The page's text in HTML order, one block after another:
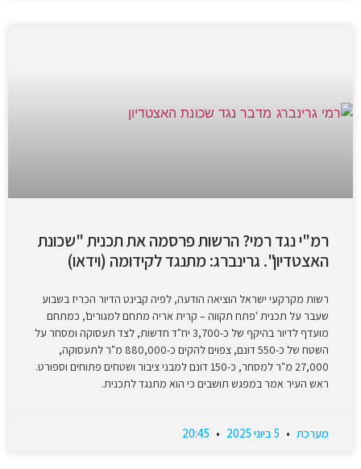
רמ"י נגד רמי? הרשות פרסמה את תכנית "שכונת
האצטדיון". גרינברג: מתנגד לקידומה (וידאו)
רשות מקרקעי ישראל הוציאה הודעה, לפיה קבינט הדיור הכריז בשבוע
שעבר על תכנית 'פתח תקווה – קרית אריה מתחם למגורים', כמתחם
מועדף לדיור בהיקף של כ-3,700 יח"ד חדשות, לצד תעסוקה ומסחר על
השטח של כ-550 דונם, צפוים להקים כ-880,000 מ"ר לתעסוקה,
27,000 מ"ר למסחר, כ-150 דונם למבני ציבור ושטחים פתוחים וספורט.
ראש העיר אמר במפגש תושבים כי הוא מתנגד לתכנית.
מערכת